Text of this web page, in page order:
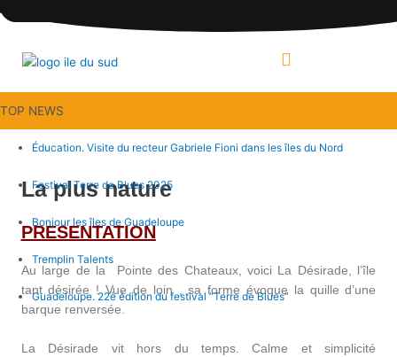
TOP NEWS
Éducation. Visite du recteur Gabriele Fioni dans les îles du Nord
Festival Terre de Blues 2025
Bonjour les îles de Guadeloupe
Tremplin Talents
Guadeloupe. 22è édition du festival “Terre de Blues”
La plus nature
PRESENTATION
Au large de la Pointe des Chateaux, voici La Désirade, l’île
tant désirée ! Vue de loin , sa forme évoque la quille d’une
barque renversée.
La Désirade vit hors du temps. Calme et simplicité